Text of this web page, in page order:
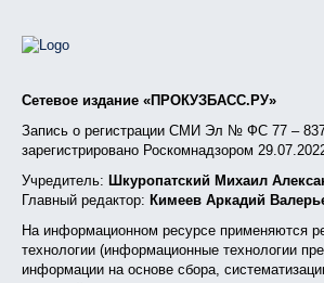
Сетевое издание «ПРОКУЗБАСС.РУ»
Запись о регистрации СМИ Эл № ФС 77 –
зарегистрировано Роскомнадзором
Учредитель: Шкуропатский Михаил
Главный редактор: Кимеев Аркадий
На информационном ресурсе применяются
технологии (информационные технологии
информации на основе сбора,